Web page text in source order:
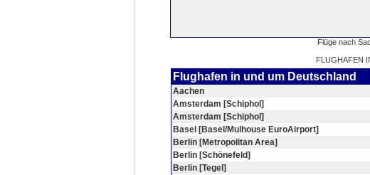
FLUGHAFEN
Flughafen in und um Deutschland
Aachen
Amsterdam [Schiphol]
Amsterdam [Schiphol]
Basel [Basel/Mulhouse EuroAirport]
Berlin [Metropolitan Area]
Berlin [Schönefeld]
Berlin [Tegel]